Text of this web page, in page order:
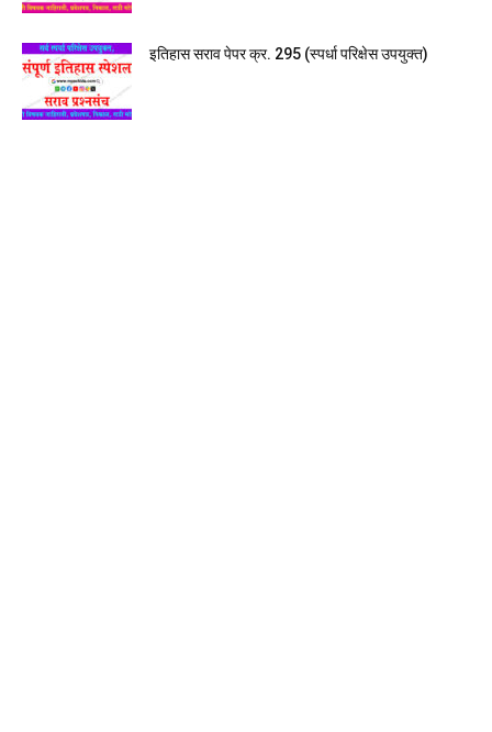
इतिहास सराव पेपर क्र. 295 (स्पर्धा परिक्षेस उपयुक्त)